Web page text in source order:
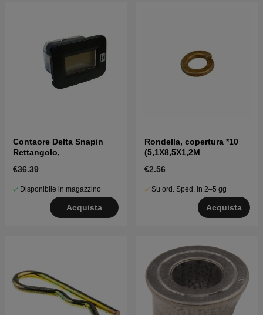
Contaore Delta Snapin
Rettangolo,
€36.39
Disponibile in magazzino
Acquista
Rondella, copertura *10
(5,1X8,5X1,2M
€2.56
Su ord. Sped. in 2–5 gg
Acquista